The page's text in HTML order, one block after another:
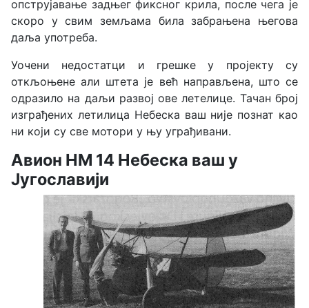
опструјавање задњег фиксног крила, после чега је
скоро у свим земљама била забрањена његова
даља употреба.
Уочени недостатци и грешке у пројекту су
откљоњене али штета је већ направљена, што се
одразило на даљи развој ове летелице. Тачан број
изграђених летилица Небеска ваш није познат као
ни који су све мотори у њу уграђивани.
Авион HM 14 Небеска ваш у
Југославији